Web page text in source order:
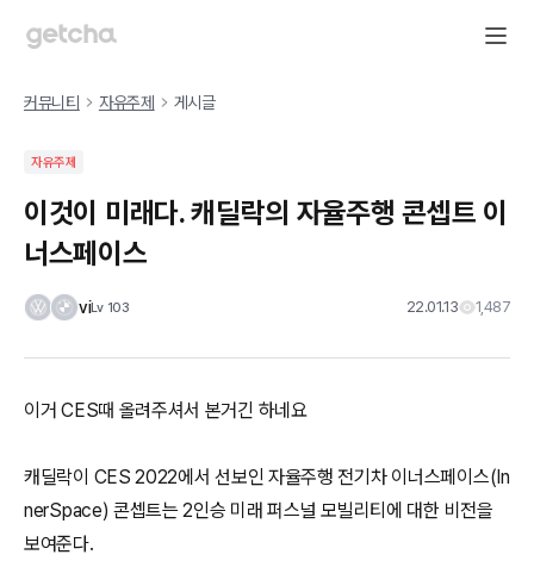
커뮤니티 자유주제 게시글
자유주제
이것이 미래다. 캐딜락의 자율주행 콘셉트 이
너스페이스
viLv 103 22.01.13 1,487
이거 CES때 올려주셔서 본거긴 하네요
캐딜락이 CES 2022에서 선보인 자율주행 전기차 이너스페이스(In
nerSpace) 콘셉트는 2인승 미래 퍼스널 모빌리티에 대한 비전을
보여준다.